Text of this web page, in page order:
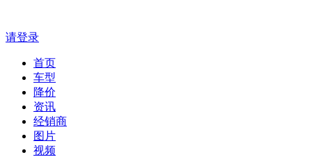
请登录
首页
车型
降价
资讯
经销商
图片
视频